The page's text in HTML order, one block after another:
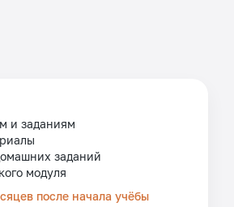
и заданиям
заданий
модуля
после начала учёбы